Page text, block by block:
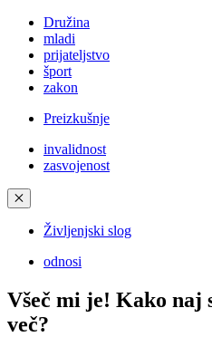
Družina
mladi
prijateljstvo
šport
zakon
Preizkušnje
invalidnost
zasvojenost
✕
Življenjski slog
odnosi
Všeč mi je! Kako naj
več?